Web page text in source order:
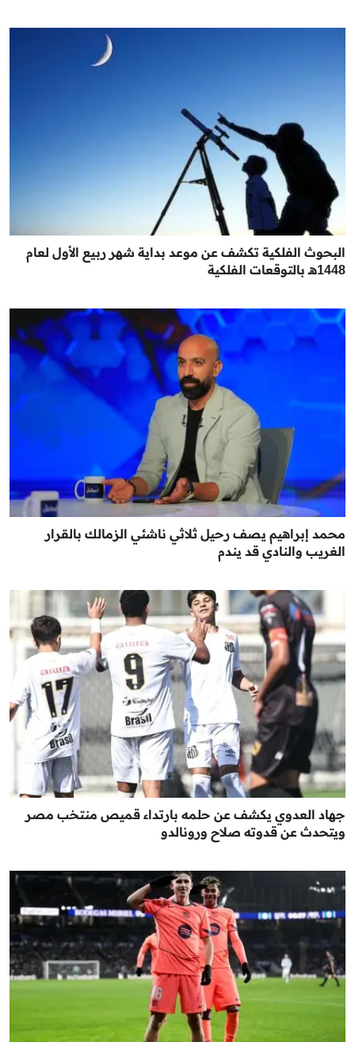
البحوث الفلكية تكشف عن موعد بداية شهر ربيع الأول لعام
1448هـ بالتوقعات الفلكية
محمد إبراهيم يصف رحيل ثلاثي ناشئي الزمالك بالقرار
الغريب والنادي قد يندم
جهاد العدوي يكشف عن حلمه بارتداء قميص منتخب مصر
ويتحدث عن قدوته صلاح ورونالدو